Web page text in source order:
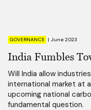
GOVERNANCE | June 2023
India Fumbles
Will India allow
international market at
upcoming national
fundamental question.